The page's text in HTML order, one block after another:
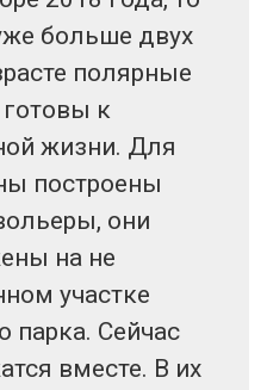
больше двух
полярные
к
жизни. Для
построены
они
на не
участке
парка. Сейчас
вместе. В их